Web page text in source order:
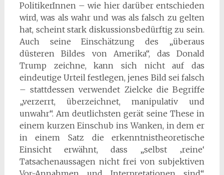
PolitikerInnen – wie hier darüber entschieden
wird, was als wahr und was als falsch zu gelten
hat, scheint stark diskussionsbedürftig zu sein.
Auch seine Einschätzung des „überaus
düsteren Bildes von Amerika“, das Donald
Trump zeichne, kann sich nicht auf das
eindeutige Urteil festlegen, jenes Bild sei falsch
– stattdessen verwendet Zielcke die Begriffe
„verzerrt, überzeichnet, manipulativ und
unwahr“. Am deutlichsten gerät seine These in
einem kurzen Einschub ins Wanken, in dem er
in einem Satz die erkenntnistheoretische
Einsicht erwähnt, dass „selbst ‚reine‘
Tatsachenaussagen nicht frei von subjektiven